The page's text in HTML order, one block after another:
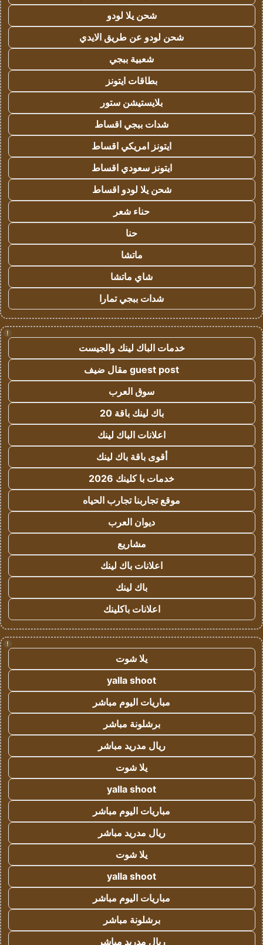
شحن يلا لودو
شحن لودو عن طريق الايدي
شعبية ببجي
بطاقات ايتونز
بلايستيشن ستور
شدات ببجي اقساط
ايتونز امريكي اقساط
ايتونز سعودي اقساط
شحن يلا لودو اقساط
حناء شعر
حنا
ماتشا
شاي ماتشا
شدات ببجي تمارا
!
خدمات الباك لينك والجيست
guest post مقال ضيف
سوق العرب
باك لينك باقة 20
اعلانات الباك لينك
أقوى باقة باك لينك
خدمات با كلينك 2026
موقع تجاربنا تجارب الحياه
ديوان العرب
مشاريع
اعلانات باك لينك
باك لينك
اعلانات باكلينك
!
يلا شوت
yalla shoot
مباريات اليوم مباشر
برشلونة مباشر
ريال مدريد مباشر
يلا شوت
yalla shoot
مباريات اليوم مباشر
ريال مدريد مباشر
يلا شوت
yalla shoot
مباريات اليوم مباشر
برشلونة مباشر
ريال مدريد مباشر